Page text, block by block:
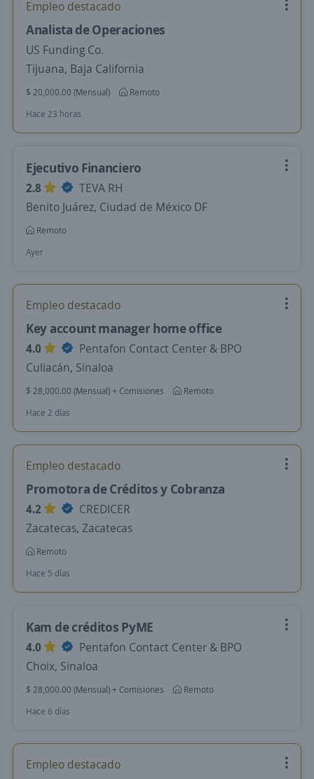
Empleo destacado
Analista de Operaciones
US Funding Co.
Tijuana, Baja California
$ 20,000.00 (Mensual)
Remoto
Hace 23 horas
Ejecutivo Financiero
2.8
TEVA RH
Benito Juárez, Ciudad de México DF
Remoto
Ayer
Empleo destacado
Key account manager home office
4.0
Pentafon Contact Center & BPO
Culiacán, Sinaloa
$ 28,000.00 (Mensual) + Comisiones
Remoto
Hace 2 días
Empleo destacado
Promotora de Créditos y Cobranza
4.2
CREDICER
Zacatecas, Zacatecas
Remoto
Hace 5 días
Kam de créditos PyME
4.0
Pentafon Contact Center & BPO
Choix, Sinaloa
$ 28,000.00 (Mensual) + Comisiones
Remoto
Hace 6 días
Empleo destacado